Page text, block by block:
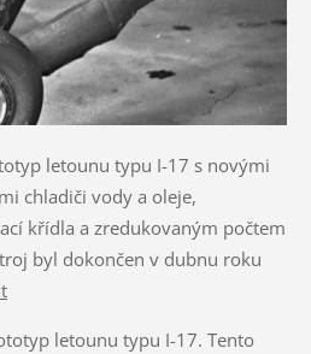
letounu typu I-17 s novými
chladiči vody a oleje,
křídla a zredukovaným počtem
byl dokončen v dubnu roku
letounu typu I-17. Tento